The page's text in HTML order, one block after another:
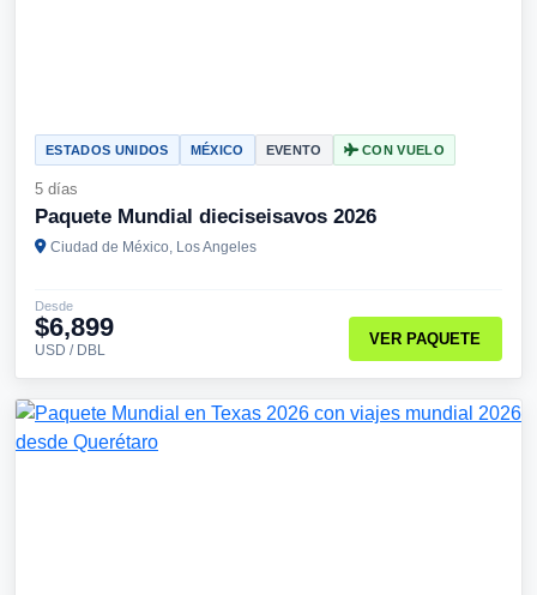
ESTADOS UNIDOS MÉXICO EVENTO CON VUELO
5 días
Paquete Mundial dieciseisavos 2026
Ciudad de México, Los Angeles
Desde
$6,899
USD / DBL
VER PAQUETE